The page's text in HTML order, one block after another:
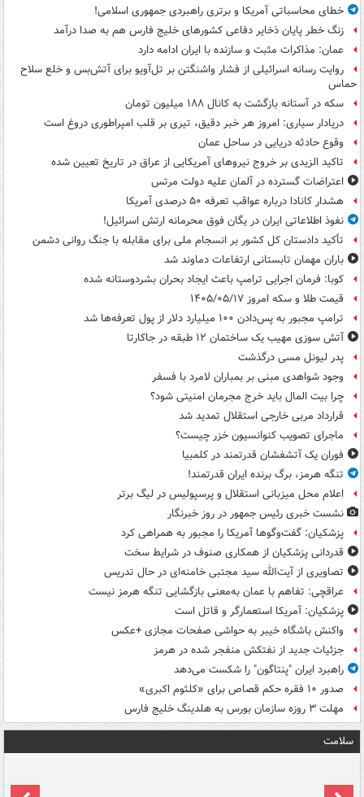
خطای محاسباتی آمریکا و برتری راهبردی جمهوری اسلامی!
زنگ خطر پایان ذخایر دفاعی کشورهای خلیج فارس هم به صدا درآمد
عمان: مذاکرات مثبت و سازنده با ایران ادامه دارد
روایت رسانه اسرائیلی از فشار واشنگتن بر تل‌آویو برای آتش‌بس و خلع سلاح
حماس
سکه در آستانه بازگشت به کانال ۱۸۸ میلیون تومان
دریادار سیاری: امروز هر خبر دقیق، تیری بر قلب امپراطوری دروغ است
وقوع حادثه دریایی در ساحل عمان
تاکید الزیدی بر خروج نیروهای آمریکایی از عراق در تاریخ تعیین شده
اعتراضات گسترده در آلمان علیه دولت مرتس
هشدار کانادا درباره عواقب تعرفه ۵۰ درصدی آمریکا
نفوذ اطلاعاتی ایران در یگان فوق محرمانه ارتش اسرائیل!
تأکید دادستان کل کشور بر انسجام ملی برای مقابله با جنگ روانی دشمن
باران مهمان تابستانی ارتفاعات دماوند شد
کوبا: فرمان اجرایی ترامپ باعث ایجاد بحران بشردوستانه شده
قیمت طلا و سکه امروز ۱۴۰۵/۰۵/۱۷
ترامپ مجبور به پس‌دادن ۱۰۰ میلیارد دلار از پول تعرفه‌ها شد
آتش سوزی مهیب یک ساختمان ۱۲ طبقه در جاکارتا
پدر لیونل مسی درگذشت
وجود شواهدی مبنی بر بمباران لامرد با فسفر
چرا بیت المال باید خرج مجرمان امنیتی شود؟
قرارداد مربی خارجی استقلال تمدید شد
ماجرای تصویب کنوانسیون خزر چیست؟
فوران یک آتشفشان قدرتمند در کلمبیا
تنگه هرمز، برگ برنده ایران قدرتمند!
اعلام محل میزبانی استقلال و پرسپولیس در لیگ برتر
نشست خبری رئیس جمهور در روز خبرنگار
پزشکیان: گفت‌وگوها آمریکا را مجبور به همراهی کرد
قدردانی پزشکیان از همکاری صنوف در شرایط سخت
تصاویری از آیت‌الله سید مجتبی خامنه‌ای در حال تدریس
عراقچی: تفاهم با عمان به‌معنی بازگشایی تنگه هرمز نیست
پزشکیان: آمریکا استعمارگر و قاتل است
واکنش باشگاه خیبر به حواشی صفحات مجازی +عکس
جزئیات جدید از نفتکش منفجر شده در هرمز
راهبرد ایران "پنتاگون" را شکست می‌دهد
صدور ۱۰ فقره حکم قصاص برای «کلثوم اکبری»
مهلت ۳ روزه سازمان بورس به هلدینگ خلیج فارس
سلامت